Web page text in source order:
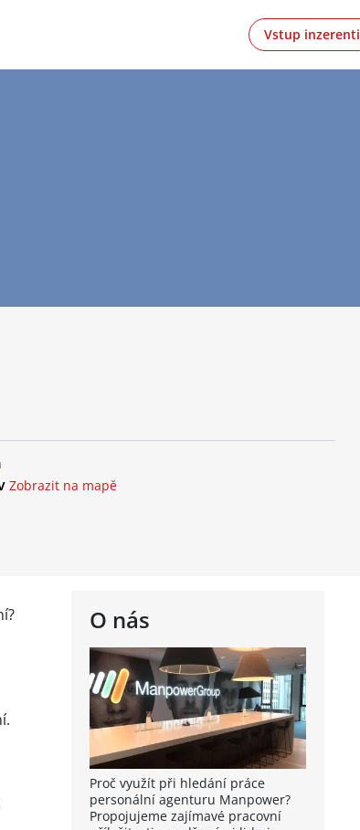
Vstup inzerenti
Zobrazit na mapě
O nás
Proč využít při hledání práce
personální agenturu Manpower?
Propojujeme zajímavé pracovní